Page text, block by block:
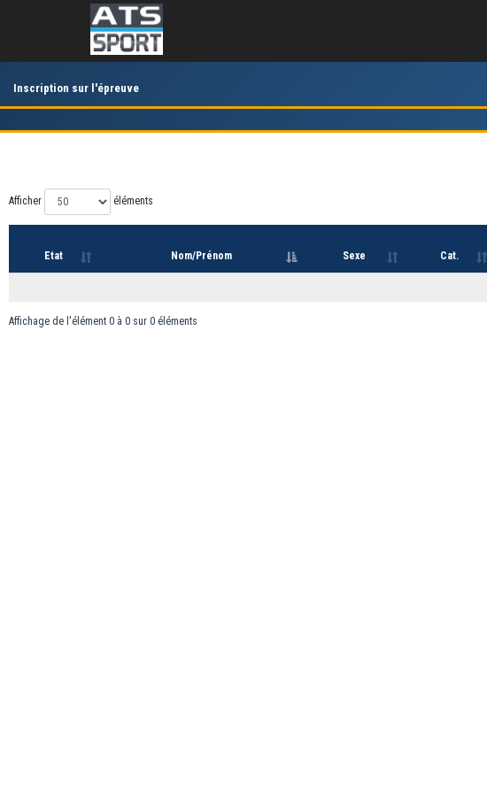
Inscription sur l'épreuve
Afficher éléments
Etat Nom/Prénom Sexe Cat.
Affichage de l'élément 0 à 0 sur 0 éléments